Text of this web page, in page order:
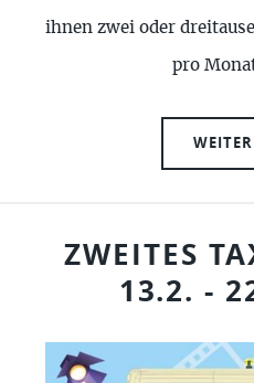
ihnen zwei oder
pro
ZWEITES
13.2. -